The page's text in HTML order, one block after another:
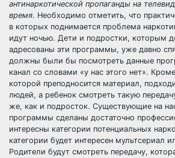
антинаркотической пропаганды на
время. Необходимо отметить, что
в которых поднимается проблема
идут ночью. Дети и подростки, которым
адресованы эти программы, уже давно
должны были бы посмотреть данные
канал со словами «у нас этого нет».
которой преподносится материал,
людей, а ребенок смотреть такую
же, как и подросток. Существующие на
программы сделаны достаточно
интересны категории потенциальных
категории будет интересен мультсериал
Родители будут смотреть передачу,